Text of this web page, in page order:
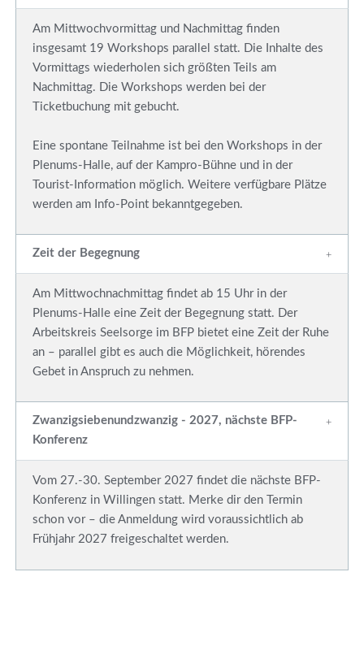
Am Mittwochvormittag und Nachmittag finden
insgesamt 19 Workshops parallel statt. Die Inhalte des
Vormittags wiederholen sich größten Teils am
Nachmittag. Die Workshops werden bei der
Ticketbuchung mit gebucht.
Eine spontane Teilnahme ist bei den Workshops in der
Plenums-Halle, auf der Kampro-Bühne und in der
Tourist-Information möglich. Weitere verfügbare Plätze
werden am Info-Point bekanntgegeben.
Zeit der Begegnung
Am Mittwochnachmittag findet ab 15 Uhr in der
Plenums-Halle eine Zeit der Begegnung statt. Der
Arbeitskreis Seelsorge im BFP bietet eine Zeit der Ruhe
an – parallel gibt es auch die Möglichkeit, hörendes
Gebet in Anspruch zu nehmen.
Zwanzigsiebenundzwanzig - 2027, nächste BFP-
Konferenz
Vom 27.-30. September 2027 findet die nächste BFP-
Konferenz in Willingen statt. Merke dir den Termin
schon vor – die Anmeldung wird voraussichtlich ab
Frühjahr 2027 freigeschaltet werden.